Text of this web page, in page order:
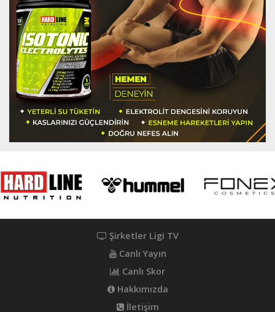
Şirketler Ligi TV
Canlı Yayın
Canlı Skor
Hakkımızda
İletişim